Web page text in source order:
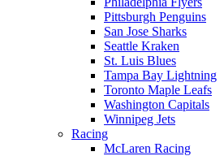
Pittsburgh Penguins
San Jose Sharks
Seattle Kraken
St. Luis Blues
Tampa Bay Lightning
Toronto Maple Leafs
Washington Capitals
Winnipeg Jets
Racing
McLaren Racing